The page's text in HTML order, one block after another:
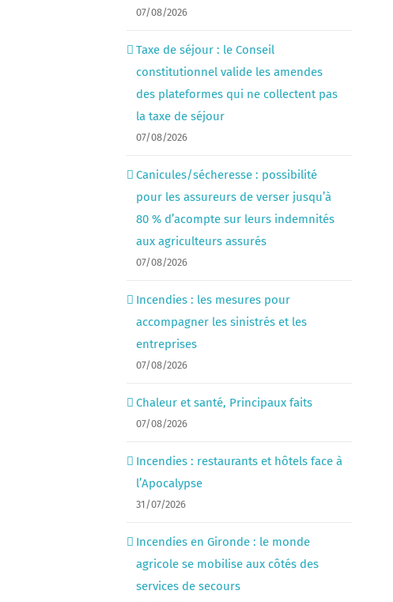
07/08/2026
Taxe de séjour : le Conseil
constitutionnel valide les amendes
des plateformes qui ne collectent pas
la taxe de séjour
07/08/2026
Canicules/sécheresse : possibilité
pour les assureurs de verser jusqu’à
80 % d’acompte sur leurs indemnités
aux agriculteurs assurés
07/08/2026
Incendies : les mesures pour
accompagner les sinistrés et les
entreprises
07/08/2026
Chaleur et santé, Principaux faits
07/08/2026
Incendies : restaurants et hôtels face à
l’Apocalypse
31/07/2026
Incendies en Gironde : le monde
agricole se mobilise aux côtés des
services de secours